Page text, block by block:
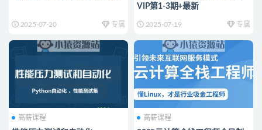
2025-07-20 专属
VIP第1-3期+最新
2025-07-19 专属
高薪课程 高薪课程